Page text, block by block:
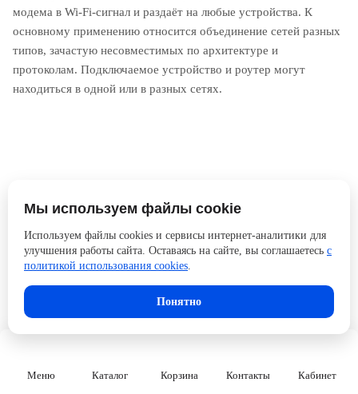
Меню Каталог Корзина Контакты Кабинет
модема в Wi-Fi-сигнал и раздаёт на любые устройства. К
основному применению относится объединение сетей разных
типов, зачастую несовместимых по архитектуре и
протоколам. Подключаемое устройство и роутер могут
находиться в одной или в разных сетях.
Мы используем файлы cookie
Используем файлы cookies и сервисы интернет-аналитики для
улучшения работы сайта. Оставаясь на сайте, вы соглашаетесь с
политикой использования cookies.
Понятно